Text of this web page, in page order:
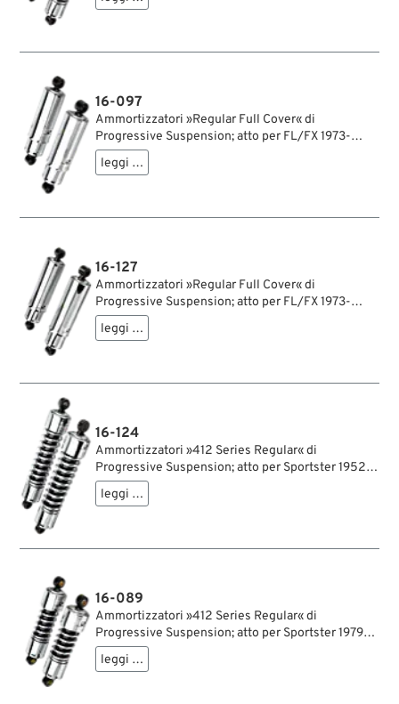
ochiello del amortizzatore: 12.9 mm; rigidità molla:
certificato; peso lordo: 4.8 kg
16-097
Ammortizzatori »Regular Full Cover« di
Progressive Suspension; atto per FL/FX 1973-
1985; acciaio / acciaio per molle, cromato;
lunghezza: 280 mm; ochiello del amortizzatore:
certificato; peso lordo: 5.6 kg
leggi …
16-127
Ammortizzatori »Regular Full Cover« di
Progressive Suspension; atto per FL/FX 1973-
1985; acciaio / acciaio per molle, cromato;
lunghezza: 305 mm; ochiello del amortizzatore:
certificato; peso lordo: 5.94 kg
leggi …
16-124
Ammortizzatori »412 Series Regular« di
Progressive Suspension; atto per Sportster 1952-
1978; acciaio / acciaio per molle, cromato;
lunghezza: 362 mm; ochiello del amortizzatore:
rimpiazza OEM HD 54501-67; certificato; peso
leggi …
16-089
Ammortizzatori »412 Series Regular« di
Progressive Suspension; atto per Sportster 1979-
2003, FXR →1994; acciaio / acciaio per molle,
cromato; lunghezza: 280 mm; ochiello del
leggi …